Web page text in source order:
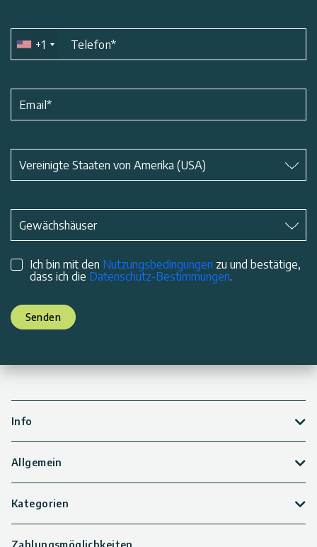
+1 Telefon*
Email*
Vereinigte Staaten von Amerika (USA)
*
Gewächshäuser
Ich bin mit den Nutzungsbedingungen zu und bestätige,
dass ich die Datenschutz-Bestimmungen.
Senden
Info
Allgemein
Kategorien